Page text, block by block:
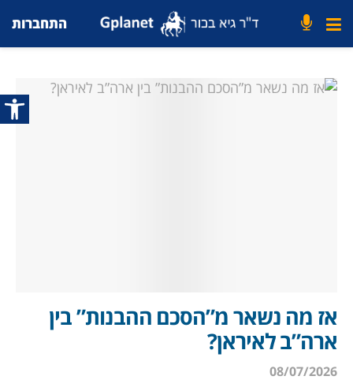
פתח
התחברות
אז מה נשאר מ”הסכם ההבנות” בין
ארה”ב לאיראן?
08/07/2026